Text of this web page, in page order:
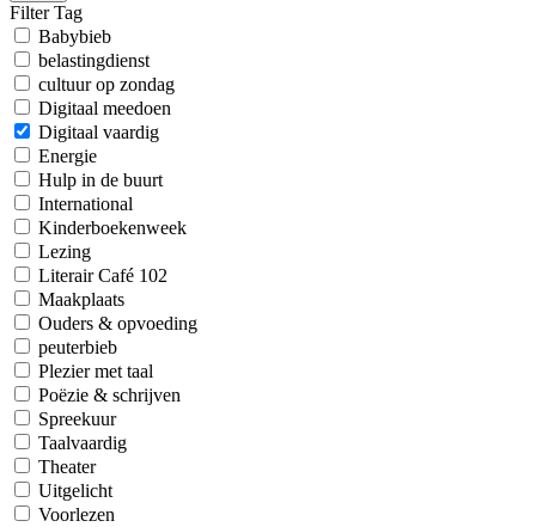
Filter Tag
Babybieb
belastingdienst
cultuur op zondag
Digitaal meedoen
Digitaal vaardig
Energie
Hulp in de buurt
International
Kinderboekenweek
Lezing
Literair Café 102
Maakplaats
Ouders & opvoeding
peuterbieb
Plezier met taal
Poëzie & schrijven
Spreekuur
Taalvaardig
Theater
Uitgelicht
Voorlezen